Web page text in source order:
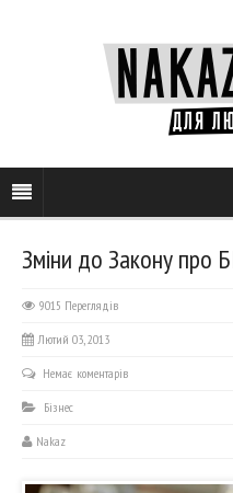
Зміни до Закону про
9015 Переглядів
Лютий 03, 2013
Немає коментарів
Бізнес
Nakaz